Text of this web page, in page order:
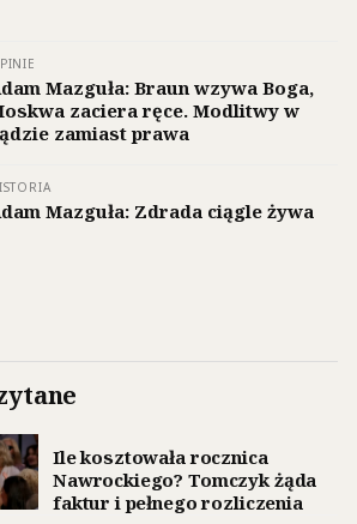
Mazguła: Braun wzywa Boga,
zaciera ręce. Modlitwy w
zamiast prawa
Mazguła: Zdrada ciągle żywa
Ile kosztowała rocznica
Nawrockiego? Tomczyk żąda
faktur i pełnego rozliczenia